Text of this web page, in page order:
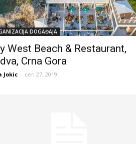
DOGAĐAJA
West Beach & Restaurant,
Crna Gora
Jokic - сеп 27, 2019